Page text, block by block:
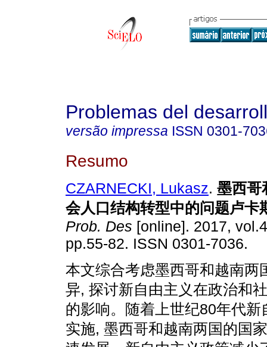
Problemas del
versão impressa ISSN 0301-
Resumo
CZARNECKI, Lukasz. 墨西哥
会人口结构转型中的问题卢卡
Prob. Des [online]. 2017,
pp.55-82. ISSN 0301-7036.
本文综合考虑墨西哥和越南两
异, 探讨新自由主义在政治和
的影响。随着上世纪80年代新
实施, 墨西哥和越南两国的国